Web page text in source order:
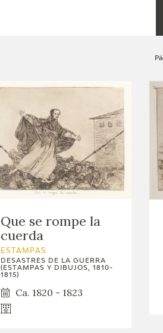
PUBLICACIONES TIENDA
Que se rompe la
cuerda
ESTAMPAS
DESASTRES DE LA GUERRA
(ESTAMPAS Y DIBUJOS, 1810-
1815)
Ca. 1820 - 1823